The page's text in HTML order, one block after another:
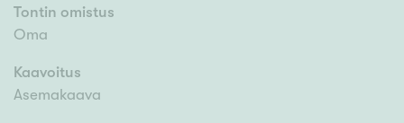
Tontin omistus
Oma
Kaavoitus
Asemakaava